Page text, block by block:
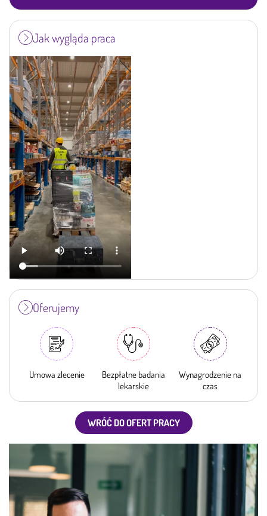
Jak wygląda praca
Oferujemy
Umowa zlecenie
Bezpłatne badania
lekarskie
Wynagrodzenie na
czas
WRÓĆ DO OFERT PRACY